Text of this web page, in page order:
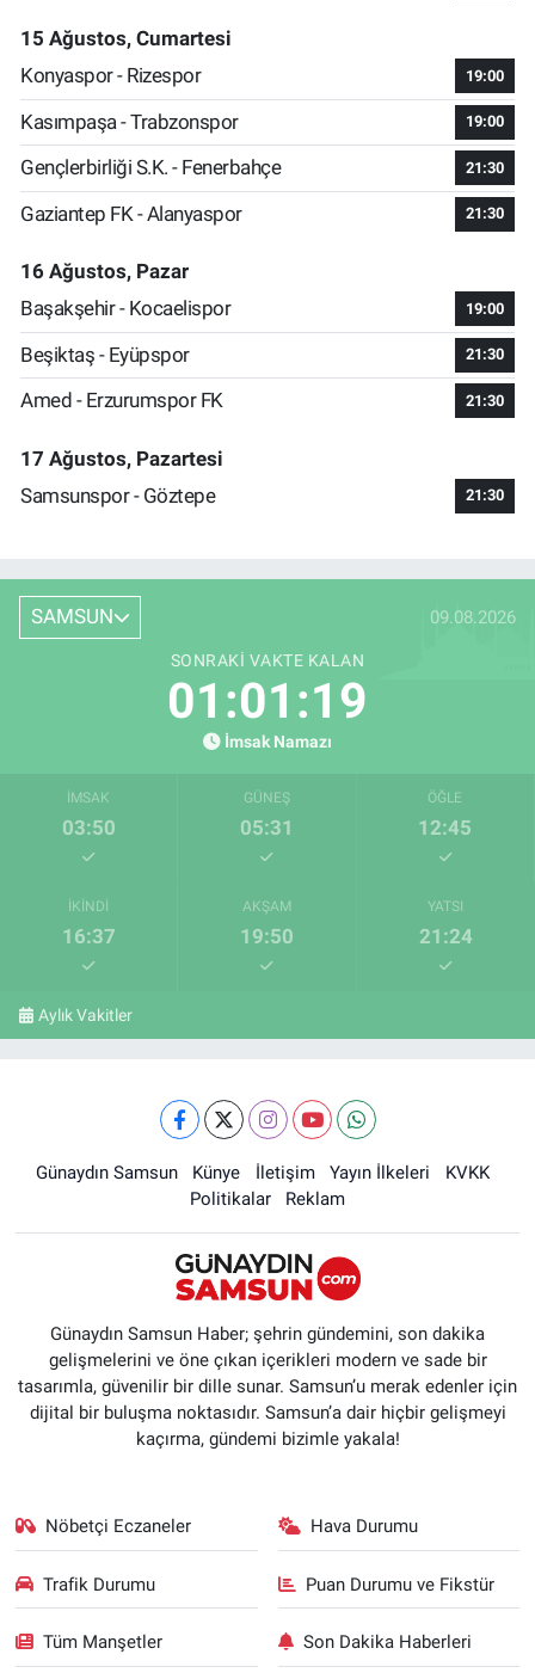
15 Ağustos, Cumartesi
Konyaspor - Rizespor
19:00
Kasımpaşa - Trabzonspor 19:00
Gençlerbirliği S.K. - Fenerbahçe 21:30
Gaziantep FK - Alanyaspor 21:30
16 Ağustos, Pazar
Başakşehir - Kocaelispor
19:00
Beşiktaş - Eyüpspor 21:30
Amed - Erzurumspor FK 21:30
17 Ağustos, Pazartesi
Samsunspor - Göztepe
21:30
SAMSUN 09.08.2026
SONRAKI VAKTE KALAN
01:01:18
İmsak Namazı
İMSAK
03:50
GÜNEŞ
05:31
ÖĞLE
12:45
İKINDI
16:37
AKŞAM
19:50
YATSI
21:24
Aylık Vakitler
Günaydın Samsun Künye İletişim Yayın İlkeleri
KVKK
Politikalar
Reklam
Günaydın Samsun Haber; şehrin gündemini, son dakika
gelişmelerini ve öne çıkan içerikleri modern ve sade bir
tasarımla, güvenilir bir dille sunar. Samsun’u merak edenler için
dijital bir buluşma noktasıdır. Samsun’a dair hiçbir gelişmeyi
kaçırma, gündemi bizimle yakala!
Nöbetçi Eczaneler Hava Durumu
Trafik Durumu Puan Durumu ve Fikstür
Tüm Manşetler Son Dakika Haberleri